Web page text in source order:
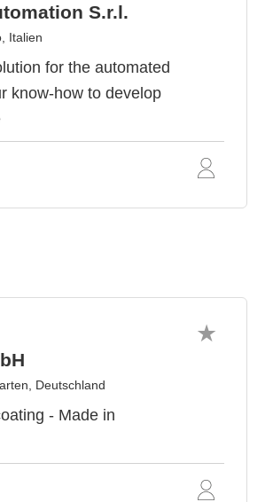
S.r.l.
Italien
for the automated
know-how to develop
Deutschland
- Made in